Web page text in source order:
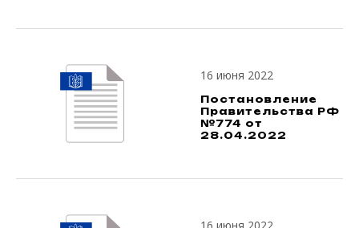
16 июня 2022
Постановление
Правительства РФ
№774 от
28.04.2022